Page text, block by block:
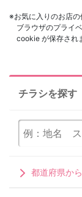
※お気に入りのお店の
ブラウザのプライ
cookie が保存され
チラシを探す
都道府県か